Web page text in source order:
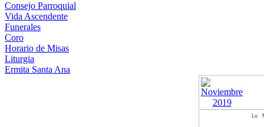
Consejo Parroquial
Vida Ascendente
Funerales
Coro
Horario de Misas
Liturgia
Ermita Santa Ana
Lu